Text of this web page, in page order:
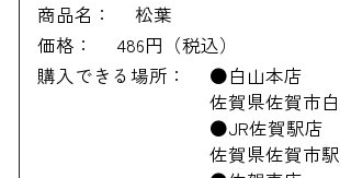
商品名：
松葉
価格：
486円（税込）
購入できる場所：
●白山本店
佐賀県佐賀市
●JR佐賀駅店
佐賀県佐賀市駅